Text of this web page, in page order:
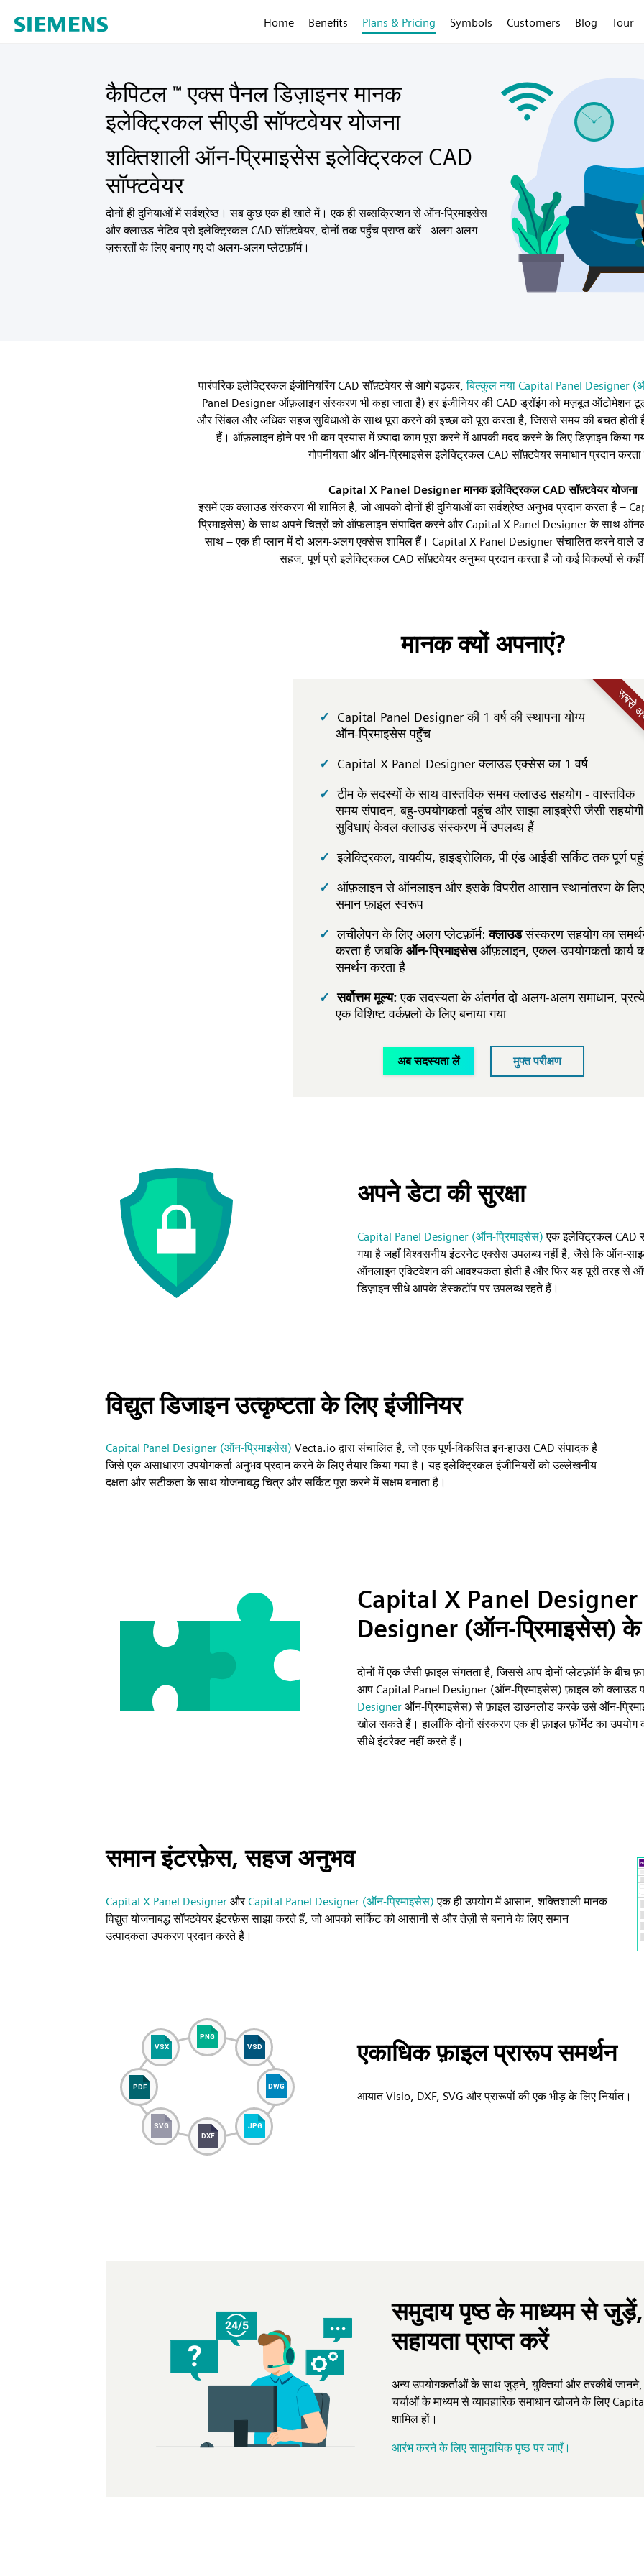
Home Benefits Plans & Pricing Symbols Customers Blog Tour
कैपिटल ™ एक्स पैनल डिज़ाइनर मानक
इलेक्ट्रिकल सीएडी सॉफ्टवेयर योजना
शक्तिशाली ऑन-प्रिमाइसेस इलेक्ट्रिकल CAD
सॉफ्टवेयर
दोनों ही दुनियाओं में सर्वश्रेष्ठ। सब कुछ एक ही खाते में। एक ही सब्सक्रिप्शन से ऑन-प्रिमाइसेस
और क्लाउड-नेटिव प्रो इलेक्ट्रिकल CAD सॉफ़्टवेयर, दोनों तक पहुँच प्राप्त करें - अलग-अलग
ज़रूरतों के लिए बनाए गए दो अलग-अलग प्लेटफ़ॉर्म।
पारंपरिक इलेक्ट्रिकल इंजीनियरिंग CAD सॉफ़्टवेयर से आगे बढ़कर,बिल्कुल नया Capital Panel Designer
Panel Designer ऑफ़लाइन संस्करण भी कहा जाता है) हर इंजीनियर की CAD ड्रॉइंग को मज़बूत ऑटोमेशन
और सिंबल और अधिक सहज सुविधाओं के साथ पूरा करने की इच्छा को पूरा करता है, जिससे समय की बचत होती
हैं। ऑफ़लाइन होने पर भी कम प्रयास में ज़्यादा काम पूरा करने में आपकी मदद करने के लिए डिज़ाइन किया
गोपनीयता और ऑन-प्रिमाइसेस इलेक्ट्रिकल CAD सॉफ़्टवेयर समाधान प्रदान करता
Capital X Panel Designer मानक इलेक्ट्रिकल CAD सॉफ़्टवेयर योजना
इसमें एक क्लाउड संस्करण भी शामिल है, जो आपको दोनों ही दुनियाओं का सर्वश्रेष्ठ अनुभव प्रदान करता है –
प्रिमाइसेस) के साथ अपने चित्रों को ऑफ़लाइन संपादित करने और Capital X Panel Designer के साथ
साथ – एक ही प्लान में दो अलग-अलग एक्सेस शामिल हैं। Capital X Panel Designer संचालित करने वाले
सहज, पूर्ण प्रो इलेक्ट्रिकल CAD सॉफ़्टवेयर अनुभव प्रदान करता है जो कई विकल्पों से
मानक क्यों अपनाएं?
Capital Panel Designer की 1 वर्ष की स्थापना योग्य
ऑन-प्रिमाइसेस पहुँच
Capital X Panel Designer क्लाउड एक्सेस का 1 वर्ष
टीम के सदस्यों के साथ वास्तविक समय क्लाउड सहयोग - वास्तविक
समय संपादन, बहु-उपयोगकर्ता पहुंच और साझा लाइब्रेरी जैसी सहयोगी
सुविधाएं केवल क्लाउड संस्करण में उपलब्ध हैं
इलेक्ट्रिकल, वायवीय, हाइड्रोलिक, पी एंड आईडी सर्किट तक पूर्ण
ऑफ़लाइन से ऑनलाइन और इसके विपरीत आसान स्थानांतरण के लिए
समान फ़ाइल स्वरूप
लचीलेपन के लिए अलग प्लेटफ़ॉर्म:क्लाउडसंस्करण सहयोग का
करता है जबकिऑन-प्रिमाइसेसऑफ़लाइन, एकल-उपयोगकर्ता कार्य
समर्थन करता है
सर्वोत्तम मूल्य:एक सदस्यता के अंतर्गत दो अलग-अलग समाधान,
एक विशिष्ट वर्कफ़्लो के लिए बनाया गया
अब सदस्यता लें मुफ्त परीक्षण
सबसे
अपने डेटा की सुरक्षा
Capital Panel Designer (ऑन-प्रिमाइसेस) एक इलेक्ट्रिकल CAD
गया है जहाँ विश्वसनीय इंटरनेट एक्सेस उपलब्ध नहीं है, जैसे कि ऑन-
ऑनलाइन एक्टिवेशन की आवश्यकता होती है और फिर यह पूरी तरह
डिज़ाइन सीधे आपके डेस्कटॉप पर उपलब्ध रहते हैं।
विद्युत डिजाइन उत्कृष्टता के लिए इंजीनियर
Capital Panel Designer (ऑन-प्रिमाइसेस) Vecta.io द्वारा संचालित है, जो एक पूर्ण-विकसित इन-हाउस CAD संपादक है
जिसे एक असाधारण उपयोगकर्ता अनुभव प्रदान करने के लिए तैयार किया गया है। यह इलेक्ट्रिकल इंजीनियरों को उल्लेखनीय
दक्षता और सटीकता के साथ योजनाबद्ध चित्र और सर्किट पूरा करने में सक्षम बनाता है।
Capital X Panel
Designer (ऑन-प्रिमाइसेस) के
दोनों में एक जैसी फ़ाइल संगतता है, जिससे आप दोनों प्लेटफ़ॉर्म के बीच
आप Capital Panel Designer (ऑन-प्रिमाइसेस) फ़ाइल को क्लाउड
Designer ऑन-प्रिमाइसेस) से फ़ाइल डाउनलोड करके उसे ऑन-
खोल सकते हैं। हालाँकि दोनों संस्करण एक ही फ़ाइल फ़ॉर्मेट का
सीधे इंटरैक्ट नहीं करते हैं।
समान इंटरफ़ेस, सहज अनुभव
Capital X Panel Designer औरCapital Panel Designer (ऑन-प्रिमाइसेस) एक ही उपयोग में आसान, शक्तिशाली मानक
विद्युत योजनाबद्ध सॉफ्टवेयर इंटरफ़ेस साझा करते हैं, जो आपको सर्किट को आसानी से और तेज़ी से बनाने के लिए समान
उत्पादकता उपकरण प्रदान करते हैं।
एकाधिक फ़ाइल प्रारूप समर्थन
आयात Visio, DXF, SVG और प्रारूपों की एक भीड़ के लिए निर्यात।
समुदाय पृष्ठ के माध्यम से
सहायता प्राप्त करें
अन्य उपयोगकर्ताओं के साथ जुड़ने, युक्तियां और तरकीबें जानने,
चर्चाओं के माध्यम से व्यावहारिक समाधान खोजने के लिए
शामिल हों।
आरंभ करने के लिए सामुदायिक पृष्ठ पर जाएँ।